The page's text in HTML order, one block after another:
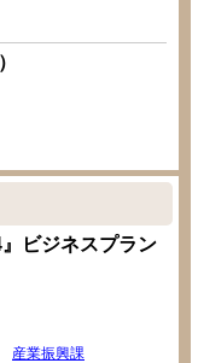
ビジネスプラン
産業振興課